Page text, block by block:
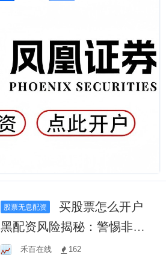
股票无息配资
买股票怎么开户
黑配资风险揭秘：警惕非法
融资陷阱，保护个人财产安
禾百在线 162